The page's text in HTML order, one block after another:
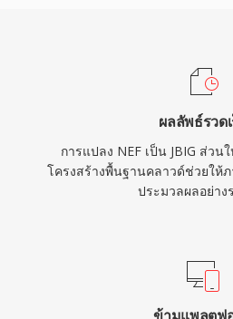
ผลลัพธ์รวด
การแปลง NEF เป็น JBIG ส่ว
โครงสร้างพื้นฐานคลาวด์ช่วยให้ภ
ประมวลผลอย่าง